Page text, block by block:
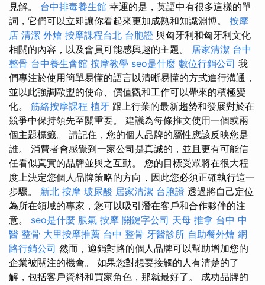
見解。 台中排毒養生館 幸運的是，英語中有很多這樣的單
詞，它們可以立即讓你看起來更加成熟和知識淵博。 按摩
店 清潔 外燴 按摩課程台北 台胞證 與匈牙利和匈牙利文化
相關的內容，以及會員可能感興趣的主題。 居家清潔 台中
整骨 台中養生會館 按摩教學 seo是什麼 數位行銷公司 我
們專注於使用簡單易懂的語言以清晰易懂的方式進行溝通，
並以此強調歐盟的使命、價值觀和工作可以帶來的積極變
化。 筋絡按摩課程 植牙 跟上行業的最新趨勢和發展對於在
競爭中保持領先至關重要。 建議為每條推文使用一個或兩
個主題標籤。 請記住，您的個人品牌的屬性應該反映您是
誰。 消費者會感覺到一家公司是真誠的，並且更有可能信
任看似真實的品牌並與之互動。 您的目標受眾將在很大程
度上決定您個人品牌策略的方向，因此您必須正確執行這一
步驟。 新北 按摩 玻尿酸 居家清潔 台胞證 透過將自己定位
為所在領域的專家，您可以吸引潛在客戶和合作夥伴的注
意。 seo是什麼 脹氣 按摩 關鍵字公司 天母 推拿 台中 中
醫 整骨 大里按摩推薦 台中 整骨 牙醫診所 自助餐外燴 網
路行銷公司 然而，適銷對路的個人品牌可以幫助增加您的
企業被關注的機會。 如果您對想要接觸的人有清楚的了
解，包括客戶資料和買家角色，那就最好了。 成功品牌的